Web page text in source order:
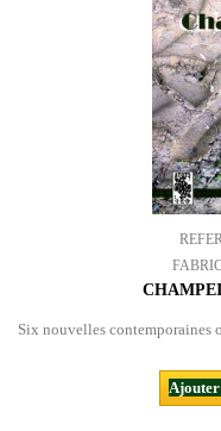
Six nouvelles contemporaines